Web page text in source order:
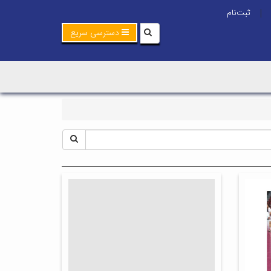
|
ثبت‌نام
دسترسی سریع